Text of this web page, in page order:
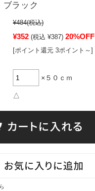
ラック
¥484(税込)
¥352 (税込 ¥387) 20%OFF
[ポイント還元 3ポイント～]
×５０ｃｍ
△